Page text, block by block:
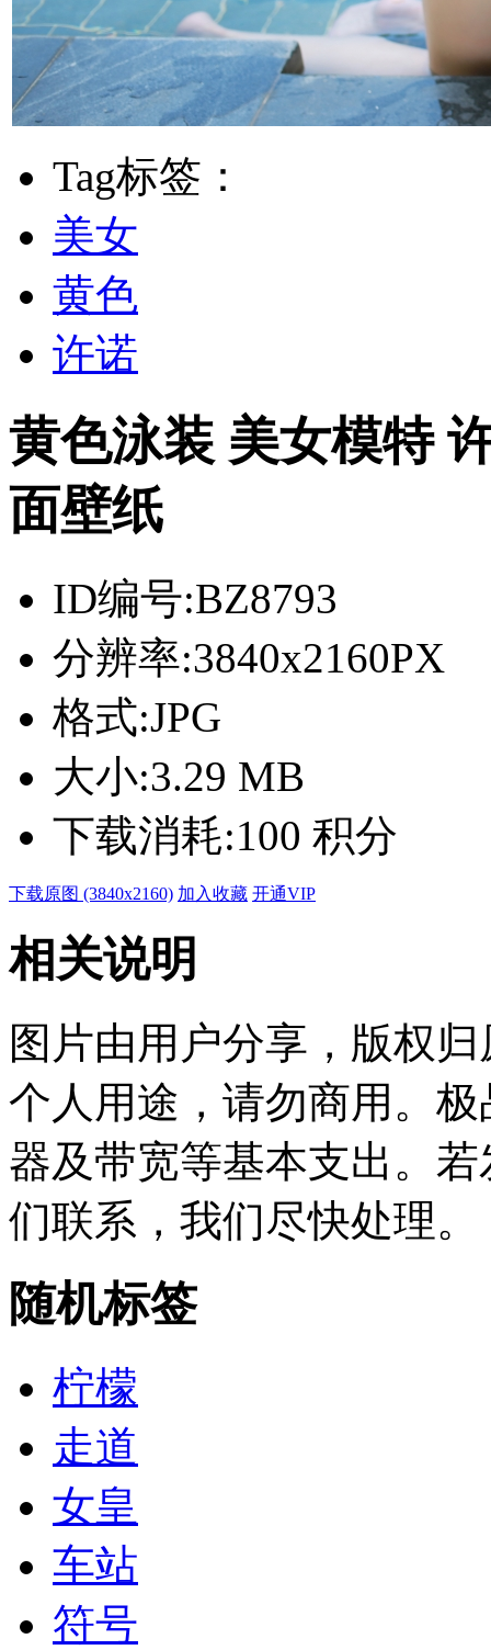
Tag标签：
美女
黄色
许诺
黄色泳装 美女模特
面壁纸
ID编号:BZ8793
分辨率:3840x2160PX
格式:JPG
大小:3.29 MB
下载消耗:100 积分
下载原图 (3840x2160) 加入收藏 开通VIP
相关说明
图片由用户分享，版权
个人用途，请勿商用。
器及带宽等基本支出。
们联系，我们尽快处理。
随机标签
柠檬
走道
女皇
车站
符号